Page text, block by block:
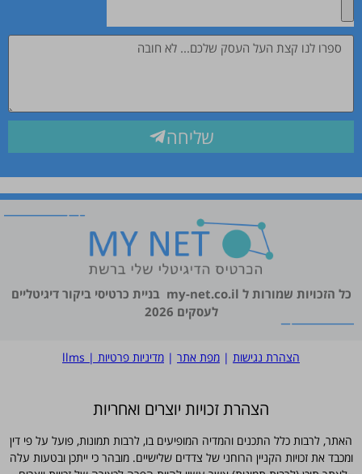
שליחה
כל הזכויות שמורות ל my-net.co.il בניית כרטיסי ביקור דיגיטליים
לעסקים 2026
הצהרת נגישות | מפת אתר | מדיניות פרטיות |
llms
הצהרת זכויות יוצרים ואחריות
האתר, לרבות כלל התכנים והמדיה המופיעים בו, לרבות תמונות, פועל על פי דין
ומכבד את זכויות הקניין הרוחני של צדדים שלישיים. מובהר כי ייתכן ובטעות עלה